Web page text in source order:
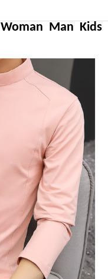
Kids
Man
Woman